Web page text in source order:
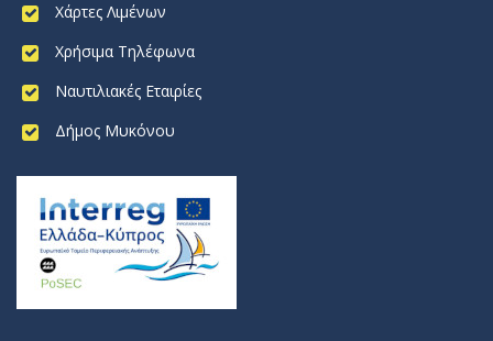
Χάρτες Λιμένων
Χρήσιμα Τηλέφωνα
Ναυτιλιακές Εταιρίες
Δήμος Μυκόνου